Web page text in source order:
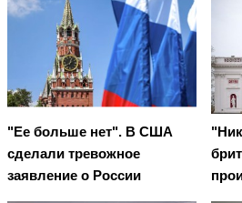
"Ее больше нет". В США
сделали тревожное
заявление о России